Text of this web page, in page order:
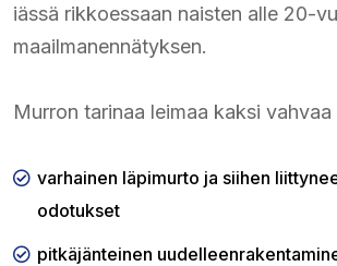
iässä rikkoessaan naisten alle 20-
maailmanennätyksen.
Murron tarinaa leimaa kaksi vahvaa
varhainen läpimurto ja siihen
odotukset
pitkäjänteinen